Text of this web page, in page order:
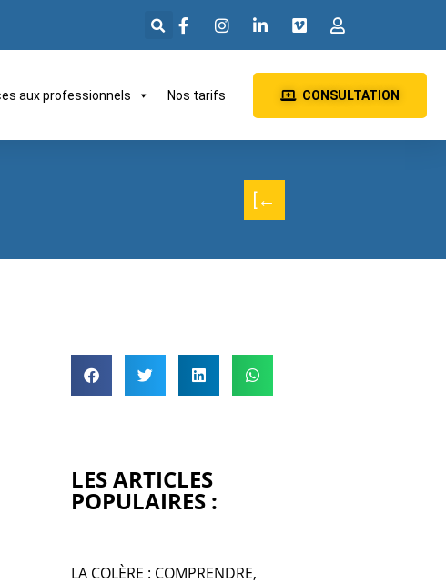
aux professionnels Nos tarifs CONSULTATION
[←
LES ARTICLES
POPULAIRES :
LA COLÈRE : COMPRENDRE,